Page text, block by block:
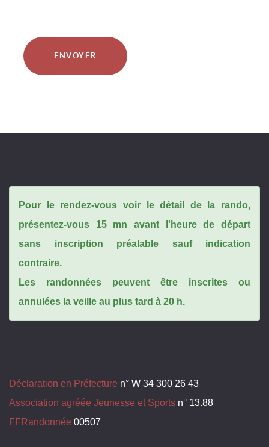
ENVOYER
Pour le rendez-vous voir le détail de la rando,
présentez-vous 15 mn avant l'heure de départ
sans inscription préalable sauf indication
contraire.
Les randonnées peuvent être inscrites ou
annulées la veille au plus tard à 20 h.
Déclaration en Préfecture n° W 34 300 26 43
Association agréée Jeunesse et Sports n° 13.88
FFRandonnée 00507